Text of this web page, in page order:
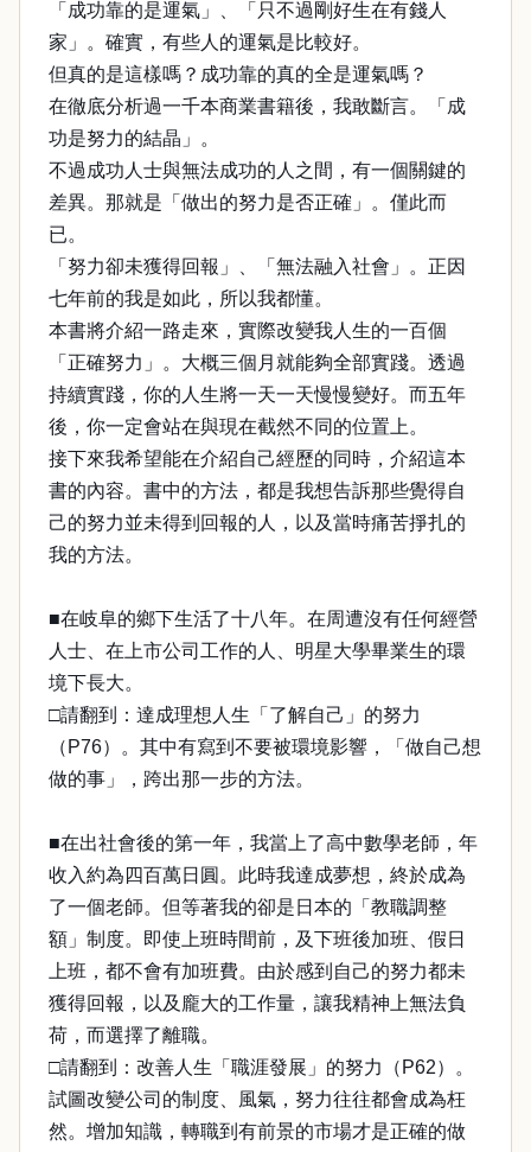
「成功靠的是運氣」、「只不過剛好生在有錢人
家」。確實，有些人的運氣是比較好。
但真的是這樣嗎？成功靠的真的全是運氣嗎？
在徹底分析過一千本商業書籍後，我敢斷言。「成
功是努力的結晶」。
不過成功人士與無法成功的人之間，有一個關鍵的
差異。那就是「做出的努力是否正確」。僅此而
已。
「努力卻未獲得回報」、「無法融入社會」。正因
七年前的我是如此，所以我都懂。
本書將介紹一路走來，實際改變我人生的一百個
「正確努力」。大概三個月就能夠全部實踐。透過
持續實踐，你的人生將一天一天慢慢變好。而五年
後，你一定會站在與現在截然不同的位置上。
接下來我希望能在介紹自己經歷的同時，介紹這本
書的內容。書中的方法，都是我想告訴那些覺得自
己的努力並未得到回報的人，以及當時痛苦掙扎的
我的方法。
■在岐阜的鄉下生活了十八年。在周遭沒有任何經營
人士、在上市公司工作的人、明星大學畢業生的環
境下長大。
□請翻到：達成理想人生「了解自己」的努力
（P76）。其中有寫到不要被環境影響，「做自己想
做的事」，跨出那一步的方法。
■在出社會後的第一年，我當上了高中數學老師，年
收入約為四百萬日圓。此時我達成夢想，終於成為
了一個老師。但等著我的卻是日本的「教職調整
額」制度。即使上班時間前，及下班後加班、假日
上班，都不會有加班費。由於感到自己的努力都未
獲得回報，以及龐大的工作量，讓我精神上無法負
荷，而選擇了離職。
□請翻到：改善人生「職涯發展」的努力（P62）。
試圖改變公司的制度、風氣，努力往往都會成為枉
然。增加知識，轉職到有前景的市場才是正確的做